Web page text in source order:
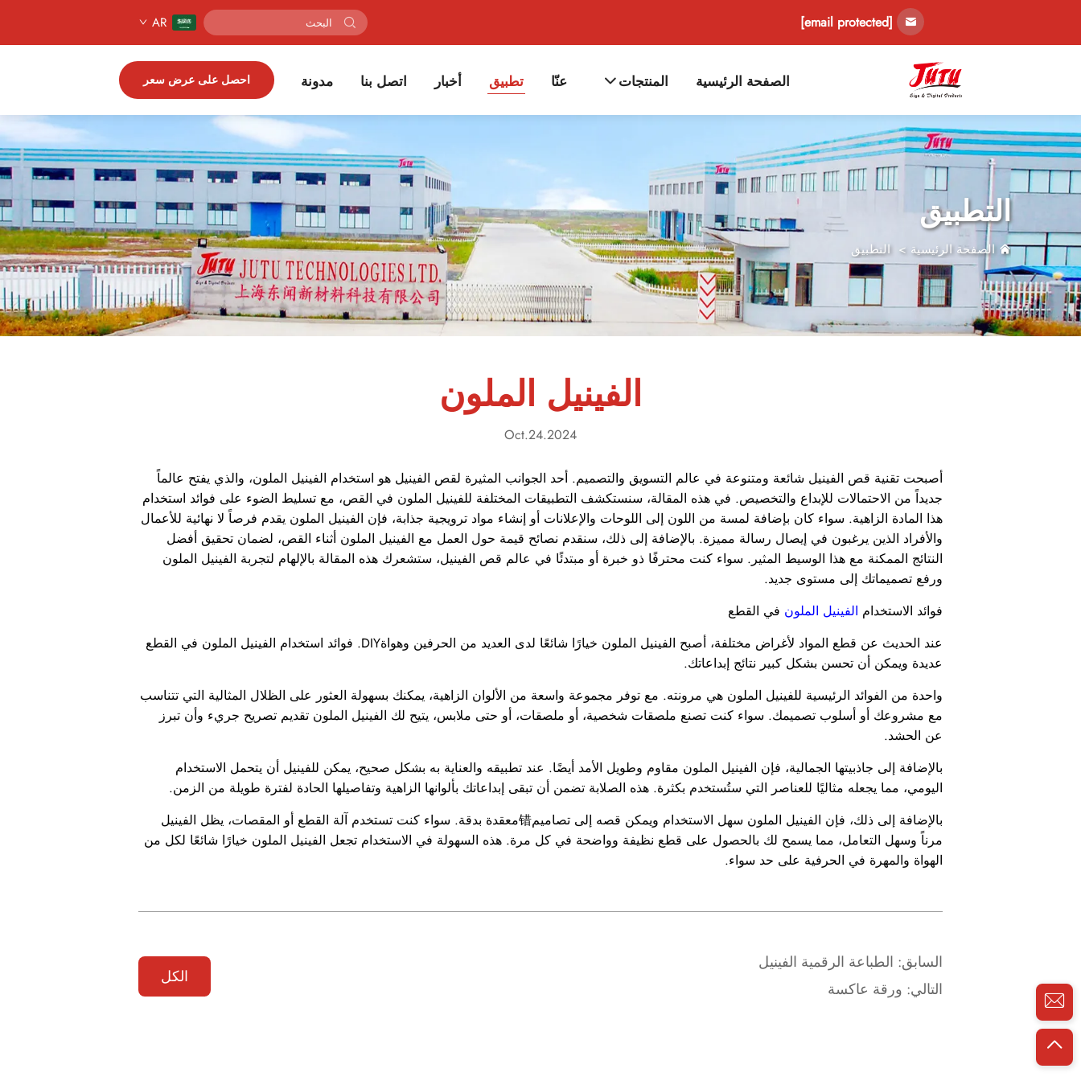
[email protected]
AR
الصفحة الرئيسية المنتجات عنّا تطبيق أخبار اتصل بنا مدونة احصل على عرض سعر
التطبيق
الصفحة الرئيسية >التطبيق
الفينيل الملون
Oct.24.2024
أصبحت تقنية قص الفينيل شائعة ومتنوعة في عالم التسويق والتصميم. أحد الجوانب المثيرة لقص الفينيل هو استخدام الفينيل الملون، والذي يفتح عالماً
جديداً من الاحتمالات للإبداع والتخصيص. في هذه المقالة، سنستكشف التطبيقات المختلفة للفينيل الملون في القص، مع تسليط الضوء على فوائد استخدام
هذا المادة الزاهية. سواء كان بإضافة لمسة من اللون إلى اللوحات والإعلانات أو إنشاء مواد ترويجية جذابة، فإن الفينيل الملون يقدم فرصاً لا نهائية للأعمال
والأفراد الذين يرغبون في إيصال رسالة مميزة. بالإضافة إلى ذلك، سنقدم نصائح قيمة حول العمل مع الفينيل الملون أثناء القص، لضمان تحقيق أفضل
النتائج الممكنة مع هذا الوسيط المثير. سواء كنت محترفًا ذو خبرة أو مبتدئًا في عالم قص الفينيل، ستشعرك هذه المقالة بالإلهام لتجربة الفينيل الملون
ورفع تصميماتك إلى مستوى جديد.
فوائد الاستخدام الفينيل الملون في القطع
عند الحديث عن قطع المواد لأغراض مختلفة، أصبح الفينيل الملون خيارًا شائعًا لدى العديد من الحرفين وهواةDIY. فوائد استخدام الفينيل الملون في القطع
عديدة ويمكن أن تحسن بشكل كبير نتائج إبداعاتك.
واحدة من الفوائد الرئيسية للفينيل الملون هي مرونته. مع توفر مجموعة واسعة من الألوان الزاهية، يمكنك بسهولة العثور على الظلال المثالية التي تتناسب
مع مشروعك أو أسلوب تصميمك. سواء كنت تصنع ملصقات شخصية، أو ملصقات، أو حتى ملابس، يتيح لك الفينيل الملون تقديم تصريح جريء وأن تبرز
عن الحشد.
بالإضافة إلى جاذبيتها الجمالية، فإن الفينيل الملون مقاوم وطويل الأمد أيضًا. عند تطبيقه والعناية به بشكل صحيح، يمكن للفينيل أن يتحمل الاستخدام
اليومي، مما يجعله مثاليًا للعناصر التي ستُستخدم بكثرة. هذه الصلابة تضمن أن تبقى إبداعاتك بألوانها الزاهية وتفاصيلها الحادة لفترة طويلة من الزمن.
بالإضافة إلى ذلك، فإن الفينيل الملون سهل الاستخدام ويمكن قصه إلى تصاميم错معقدة بدقة. سواء كنت تستخدم آلة القطع أو المقصات، يظل الفينيل
مرناً وسهل التعامل، مما يسمح لك بالحصول على قطع نظيفة وواضحة في كل مرة. هذه السهولة في الاستخدام تجعل الفينيل الملون خيارًا شائعًا لكل من
الهواة والمهرة في الحرفية على حد سواء.
السابق: الطباعة الرقمية الفينيل
التالي: ورقة عاكسة
الكل